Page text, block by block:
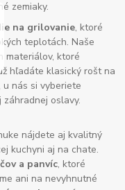
zemiaky.
na grilovanie, ktoré
teplotách. Naše
materiálov, ktoré
hľadáte klasický rošt na
u nás si vyberiete
oslavy.
nájdete aj kvalitný
kuchyni aj na chate.
a panvíc, ktoré
ani na nevyhnutné